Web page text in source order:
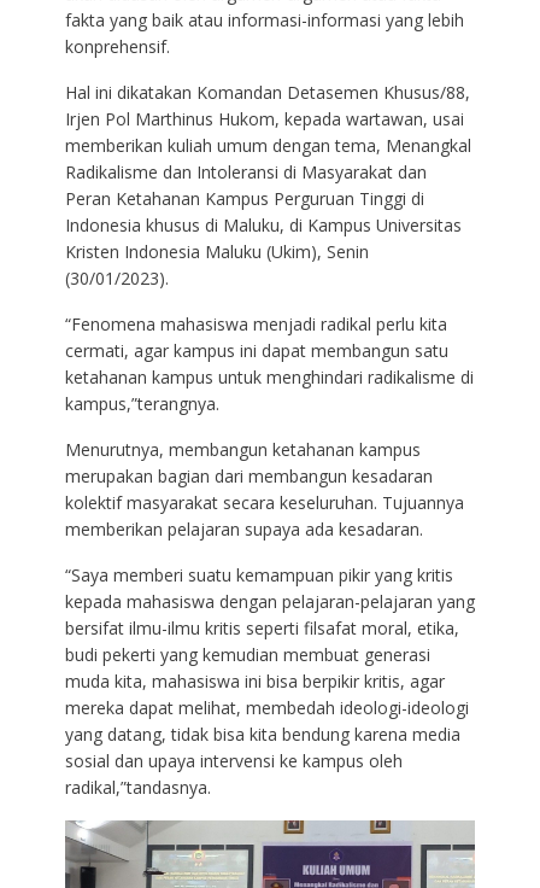
fakta yang baik atau informasi-informasi yang lebih
konprehensif.
Hal ini dikatakan Komandan Detasemen Khusus/88,
Irjen Pol Marthinus Hukom, kepada wartawan, usai
memberikan kuliah umum dengan tema, Menangkal
Radikalisme dan Intoleransi di Masyarakat dan
Peran Ketahanan Kampus Perguruan Tinggi di
Indonesia khusus di Maluku, di Kampus Universitas
Kristen Indonesia Maluku (Ukim), Senin
(30/01/2023).
“Fenomena mahasiswa menjadi radikal perlu kita
cermati, agar kampus ini dapat membangun satu
ketahanan kampus untuk menghindari radikalisme di
kampus,”terangnya.
Menurutnya, membangun ketahanan kampus
merupakan bagian dari membangun kesadaran
kolektif masyarakat secara keseluruhan. Tujuannya
memberikan pelajaran supaya ada kesadaran.
“Saya memberi suatu kemampuan pikir yang kritis
kepada mahasiswa dengan pelajaran-pelajaran yang
bersifat ilmu-ilmu kritis seperti filsafat moral, etika,
budi pekerti yang kemudian membuat generasi
muda kita, mahasiswa ini bisa berpikir kritis, agar
mereka dapat melihat, membedah ideologi-ideologi
yang datang, tidak bisa kita bendung karena media
sosial dan upaya intervensi ke kampus oleh
radikal,”tandasnya.